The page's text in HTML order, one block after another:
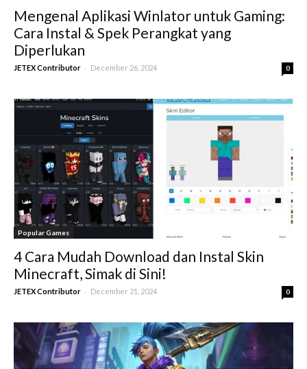
Mengenal Aplikasi Winlator untuk Gaming:
Cara Instal & Spek Perangkat yang
Diperlukan
JETEX Contributor - December 26, 2024 0
Popular Games
4 Cara Mudah Download dan Instal Skin
Minecraft, Simak di Sini!
JETEX Contributor - December 21, 2024 0